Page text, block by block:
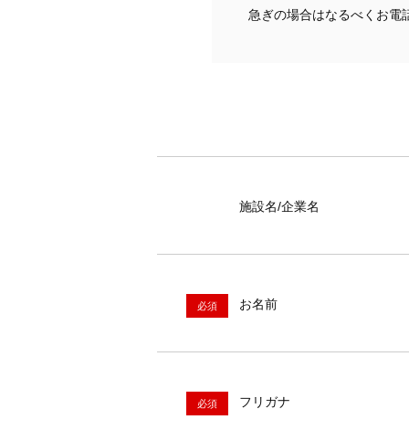
急ぎの場合はなるべくお電
施設名/企業名
お名前
フリガナ